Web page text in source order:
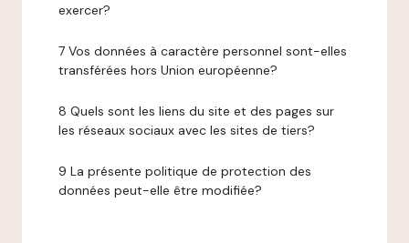
exercer?
7 Vos données à caractère personnel sont-elles
transférées hors Union européenne?
8 Quels sont les liens du site et des pages sur
les réseaux sociaux avec les sites de tiers?
9 La présente politique de protection des
données peut-elle être modifiée?